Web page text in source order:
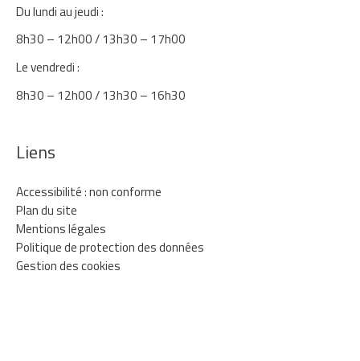
Du lundi au jeudi :
8h30 – 12h00 / 13h30 – 17h00
Le vendredi :
8h30 – 12h00 / 13h30 – 16h30
Liens
Accessibilité : non conforme
Plan du site
Mentions légales
Politique de protection des données
Gestion des cookies